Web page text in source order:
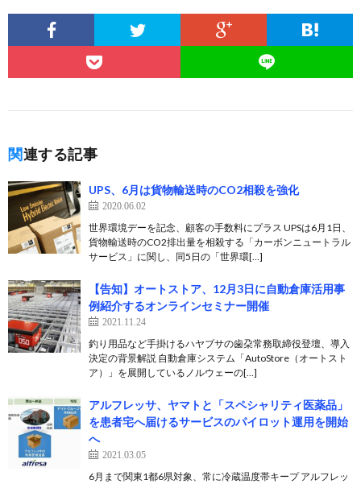
関連する記事
UPS、6月は貨物輸送時のCO2相殺を強化
2020.06.02
世界環境デーを記念、顧客の手数料にプラス UPSは6月1日、
貨物輸送時のCO2排出量を相殺する「カーボンニュートラル
サービス」に関し、同5日の「世界環[…]
【告知】オートストア、12月3日に自動倉庫活用事
例紹介するオンラインセミナー開催
2021.11.24
釣り用品など手掛けるハヤブサの歯朶常務取締役登壇、導入
決定の背景解説 自動倉庫システム「AutoStore（オートスト
ア）」を展開しているノルウェーの[…]
アルフレッサ、ヤマトと「スペシャリティ医薬品」
を患者宅へ届けるサービスのパイロット運用を開始
へ
2021.03.05
6月まで関東1都6県対象、常に冷蔵温度帯キープ アルフレッ